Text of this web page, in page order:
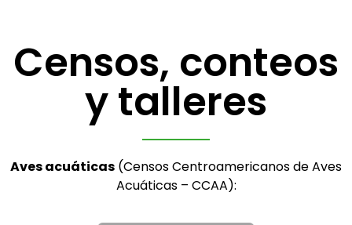
Censos, conteos
y talleres
Aves acuáticas (Censos Centroamericanos de Aves
Acuáticas – CCAA):